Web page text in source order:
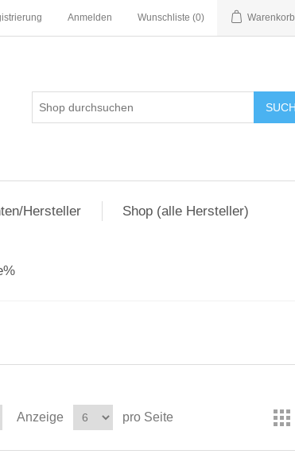
Anmelden Wunschliste (0) Warenkorb
Hersteller Shop (alle Hersteller)
Anzeige pro Seite